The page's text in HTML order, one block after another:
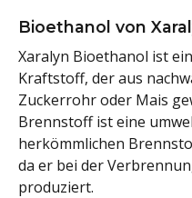
Bioethanol von
Xaralyn Bioethanol ist
Kraftstoff, der aus
Zuckerrohr oder Mais
Brennstoff ist eine
herkömmlichen
da er bei der
produziert.